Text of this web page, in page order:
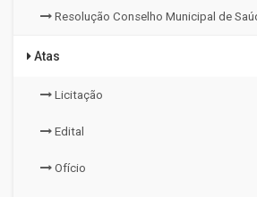
Resolução Conselho Municipal de
Atas
Licitação
Edital
Ofício